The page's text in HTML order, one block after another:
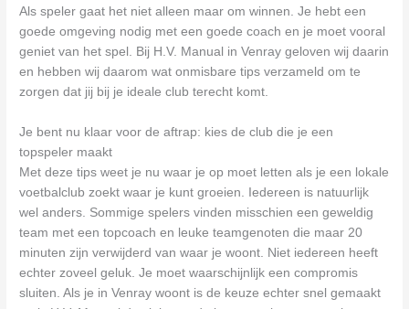
Als speler gaat het niet alleen maar om winnen. Je hebt een
goede omgeving nodig met een goede coach en je moet vooral
geniet van het spel. Bij H.V. Manual in Venray geloven wij daarin
en hebben wij daarom wat onmisbare tips verzameld om te
zorgen dat jij bij je ideale club terecht komt.
Je bent nu klaar voor de aftrap: kies de club die je een
topspeler maakt
Met deze tips weet je nu waar je op moet letten als je een lokale
voetbalclub zoekt waar je kunt groeien. Iedereen is natuurlijk
wel anders. Sommige spelers vinden misschien een geweldig
team met een topcoach en leuke teamgenoten die maar 20
minuten zijn verwijderd van waar je woont. Niet iedereen heeft
echter zoveel geluk. Je moet waarschijnlijk een compromis
sluiten. Als je in Venray woont is de keuze echter snel gemaakt